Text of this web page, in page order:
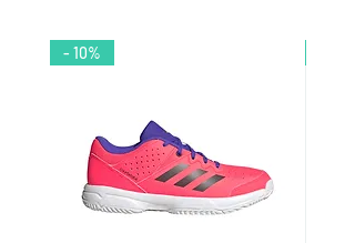
- 10%